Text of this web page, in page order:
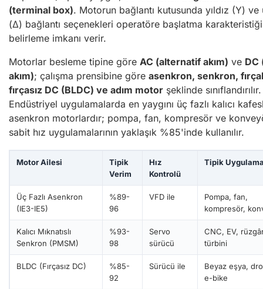
(terminal box). Motorun bağlantı kutusunda yıldız (Y) ve
(Δ) bağlantı seçenekleri operatöre başlatma
belirleme imkanı verir.
Motorlar besleme tipine göre AC (alternatif akım) ve DC
akım); çalışma prensibine göre asenkron, senkron,
fırçasız DC (BLDC) ve adım motor şeklinde sınıflandırılır.
Endüstriyel uygulamalarda en yaygını üç fazlı kalıcı
asenkron motorlardır; pompa, fan, kompresör ve
sabit hız uygulamalarının yaklaşık %85'inde kullanılır.
Motor Ailesi
Tipik
Verim
Hız
Kontrolü
Tipik
Üç Fazlı Asenkron
(IE3-IE5)
%89-
96
VFD ile
Pompa, fan,
kompresör,
Kalıcı Mıknatıslı
Senkron (PMSM)
%93-
98
Servo
sürücü
CNC, EV,
türbini
BLDC (Fırçasız DC)
%85-
92
Sürücü ile
Beyaz eşya,
e-bike